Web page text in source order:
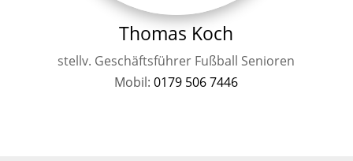
Thomas Koch
stellv. Geschäftsführer Fußball Senioren
Mobil:0179 506 7446